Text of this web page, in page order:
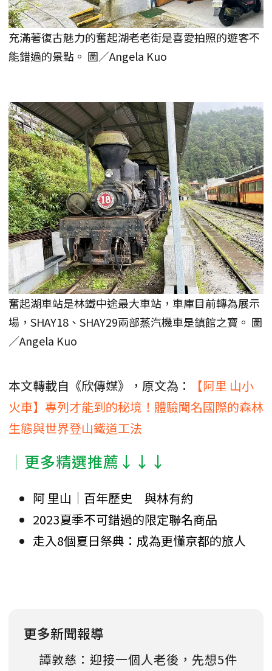
充滿著復古魅力的奮起湖老老街是喜愛拍照的遊客不
能錯過的景點。 圖／Angela Kuo
奮起湖車站是林鐵中途最大車站，車庫目前轉為展示
場，SHAY18、SHAY29兩部蒸汽機車是鎮館之寶。 圖
／Angela Kuo
本文轉載自《欣傳媒》，原文為：
【阿里 山小
火車】專列才能到的秘境！體驗聞名國際的森林
生態與世界登山鐵道工法
│更多精選推薦↓↓↓
阿 里山│百年歷史 與林有約
2023夏季不可錯過的限定聯名商品
走入8個夏日祭典：成為更懂京都的旅人
更多新聞報導
譚敦慈：迎接一個人老後，先想5件